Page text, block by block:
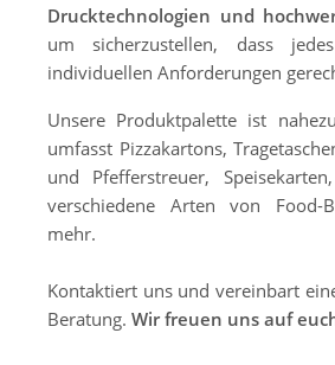
Drucktechnologien und
um sicherzustellen, dass
individuellen Anforderungen
Unsere Produktpalette ist
umfasst Pizzakartons,
und Pfefferstreuer,
verschiedene Arten von Food-
mehr.
Kontaktiert uns und vereinbart
Beratung. Wir freuen uns auf